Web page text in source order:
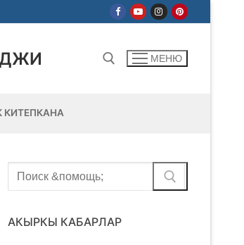
МЕНЮ
КИТЕПКАНА
Найти:
АКЫРКЫ КАБАРЛАР